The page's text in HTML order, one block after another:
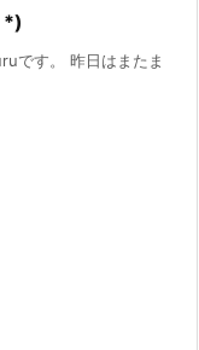
*)
です。 昨日はまたま